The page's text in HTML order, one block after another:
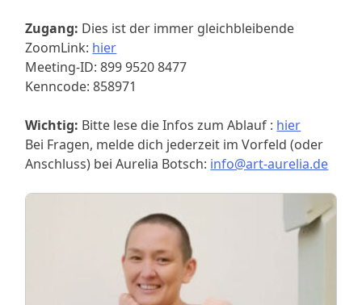
Zugang: Dies ist der immer gleichbleibende
ZoomLink: hier
Meeting-ID: 899 9520 8477
Kenncode: 858971
Wichtig: Bitte lese die Infos zum Ablauf : hier
Bei Fragen, melde dich jederzeit im Vorfeld (oder
Anschluss) bei Aurelia Botsch: info@art-aurelia.de